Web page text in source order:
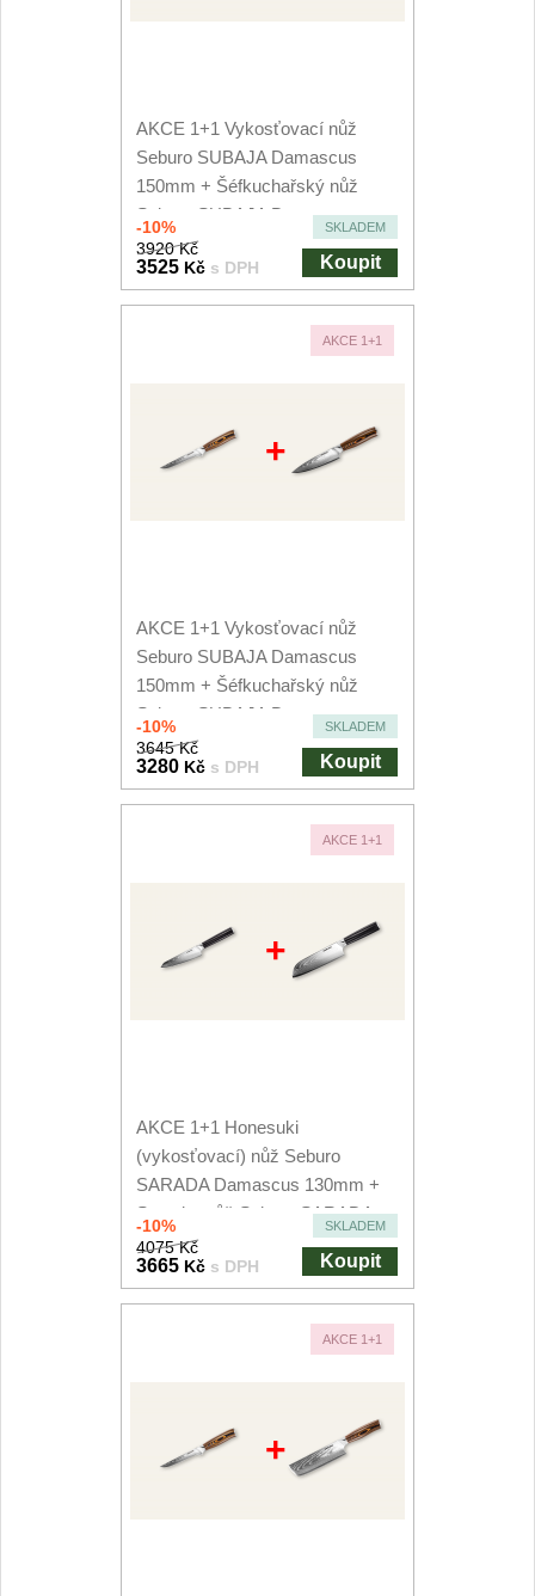
AKCE 1+1 Vykosťovací nůž
Seburo SUBAJA Damascus
150mm + Šéfkuchařský nůž
Seburo SUBAJA Damascus...
-10% SKLADEM
3920 Kč
3525 Kč s DPH Koupit
AKCE 1+1
+
AKCE 1+1 Vykosťovací nůž
Seburo SUBAJA Damascus
150mm + Šéfkuchařský nůž
Seburo SUBAJA Damascus...
-10% SKLADEM
3645 Kč
3280 Kč s DPH Koupit
AKCE 1+1
+
AKCE 1+1 Honesuki
(vykosťovací) nůž Seburo
SARADA Damascus 130mm +
Santoku nůž Seburo SARADA...
-10% SKLADEM
4075 Kč
3665 Kč s DPH Koupit
AKCE 1+1
+